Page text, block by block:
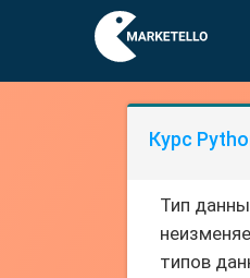
Курс
Тип
типов